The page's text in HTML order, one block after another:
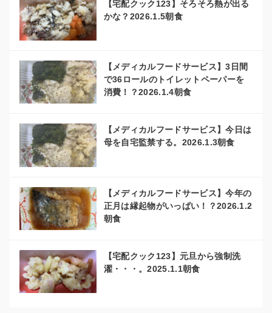
【宅配クック123】そろそろ熱が出る
かな？2026.1.5朝食
【メディカルフードサービス】3日間
で36ロールのトイレットペーパーを
消費！？2026.1.4朝食
【メディカルフードサービス】今日は
母を自宅監禁する。2026.1.3朝食
【メディカルフードサービス】今年の
正月は縁起物がいっぱい！？2026.1.2
朝食
【宅配クック123】元旦から強制洗
濯・・・。2025.1.1朝食